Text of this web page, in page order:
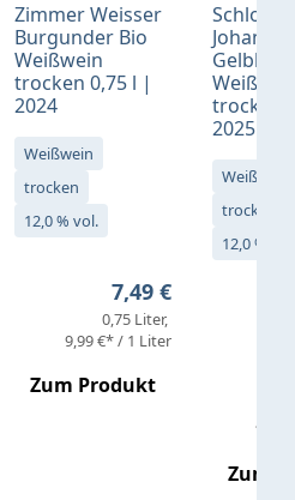
Zimmer Weisser
Burgunder Bio
Weißwein
trocken 0,75 l |
2024
Weißwein
trocken
12,0 % vol.
Regulärer Preis:
7,49 €
0,75 Liter
9,99 €* / 1 Liter
Zum Produkt
Schloß
Gelblack
trocken
2025
Weißwein
trocken
12,0 % vol.
Zum